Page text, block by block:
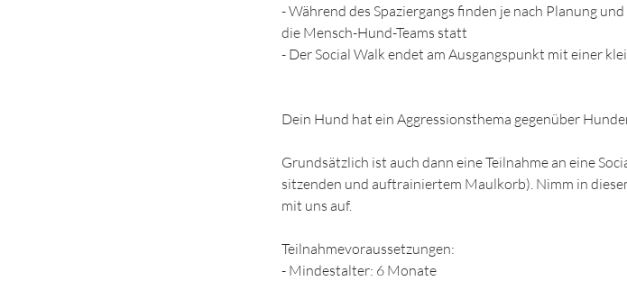
- Während des Spaziergangs finden je nach Planung
die Mensch-Hund-Teams statt
- Der Social Walk endet am Ausgangspunkt mit einer
Dein Hund hat ein Aggressionsthema gegenüber
Grundsätzlich ist auch dann eine Teilnahme an eine
sitzenden und auftrainiertem Maulkorb). Nimm in
mit uns auf.
Teilnahmevoraussetzungen:
- Mindestalter: 6 Monate